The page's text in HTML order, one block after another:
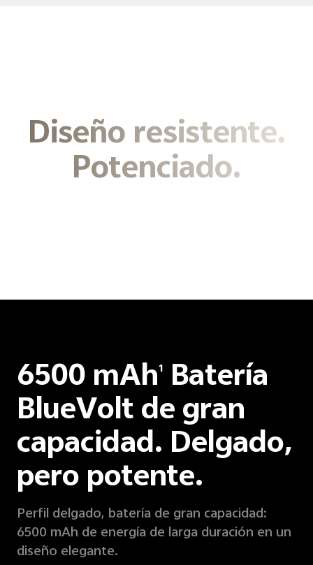
Diseño resistente.
Potenciado.
6500 mAh1 Batería
BlueVolt de gran
capacidad. Delgado,
pero potente.
Perfil delgado, batería de gran capacidad:
6500 mAh de energía de larga duración en un
diseño elegante.